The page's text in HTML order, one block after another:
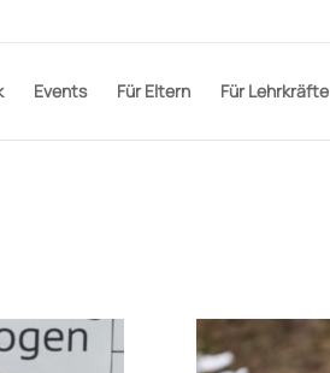
Events Für Eltern Für Lehrkräfte